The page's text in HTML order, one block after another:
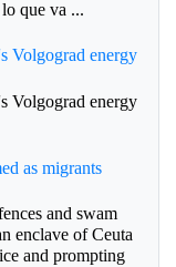
que va ...
Volgograd energy
Volgograd energy
as migrants
and swam
enclave of Ceuta
and prompting